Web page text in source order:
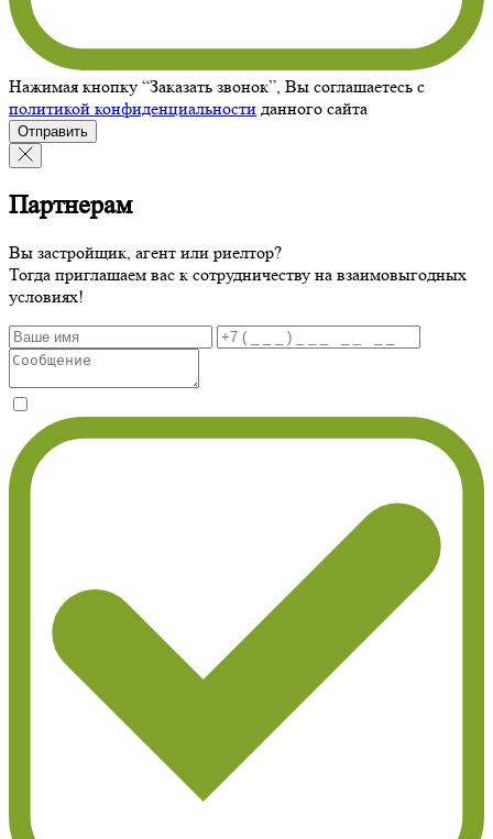
Нажимая кнопку “Заказать звонок”, Вы соглашаетесь с
политикой конфиденциальности данного сайта
Отправить
Партнерам
Вы застройщик, агент или риелтор?
Тогда приглашаем вас к сотрудничеству на взаимовыгодных
условиях!